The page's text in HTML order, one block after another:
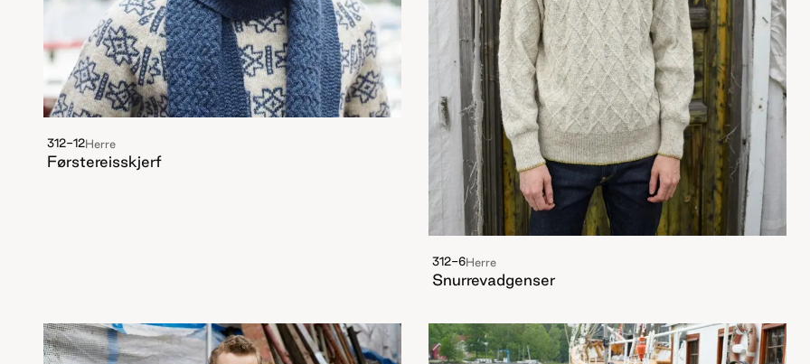
312-12Herre
Førstereisskjerf
312-6Herre
Snurrevadgenser